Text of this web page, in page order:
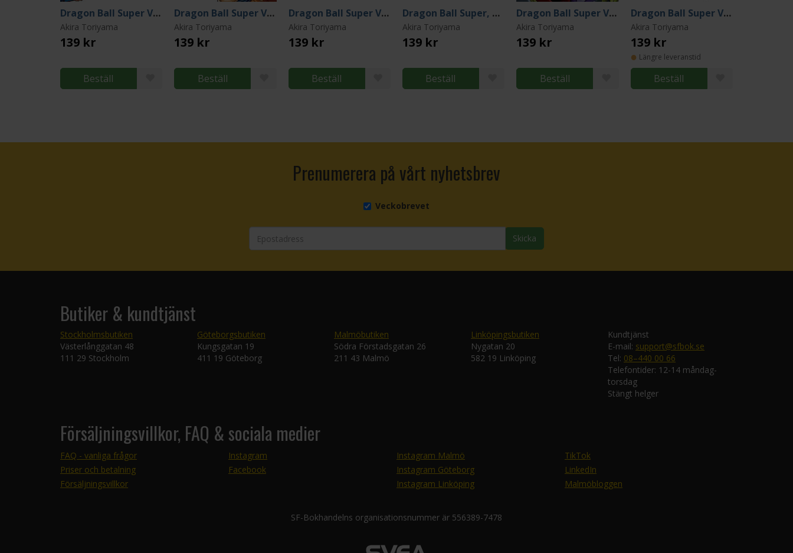
Dragon Ball Super Vol 13
Akira Toriyama
139 kr
Beställ
Dragon Ball Super Vol 16
Akira Toriyama
139 kr
Beställ
Dragon Ball Super Vol 23
Akira Toriyama
139 kr
Beställ
Dragon Ball Super, Vol. 20
Akira Toriyama
139 kr
Beställ
Dragon Ball Super Vol 14
Akira Toriyama
139 kr
Beställ
Dragon Ball Super Vol 21
Akira Toriyama
139 kr
Längre leveranstid
Beställ
Prenumerera på vårt nyhetsbrev
Veckobrevet
Skicka
Butiker & kundtjänst
Stockholmsbutiken
Västerlånggatan 48
111 29 Stockholm
Göteborgsbutiken
Kungsgatan 19
411 19 Göteborg
Malmöbutiken
Södra Förstadsgatan 26
211 43 Malmö
Linköpingsbutiken
Nygatan 20
582 19 Linköping
Kundtjänst
E-mail: support@sfbok.se
Tel: 08–440 00 66
Telefontider: 12-14 måndag-
torsdag
Stängt helger
Försäljningsvillkor, FAQ & sociala medier
FAQ - vanliga frågor
Priser och betalning
Försäljningsvillkor
Instagram
Facebook
Instagram Malmö
Instagram Göteborg
Instagram Linköping
TikTok
LinkedIn
Malmöbloggen
SF-Bokhandelns organisationsnummer är 556389-7478